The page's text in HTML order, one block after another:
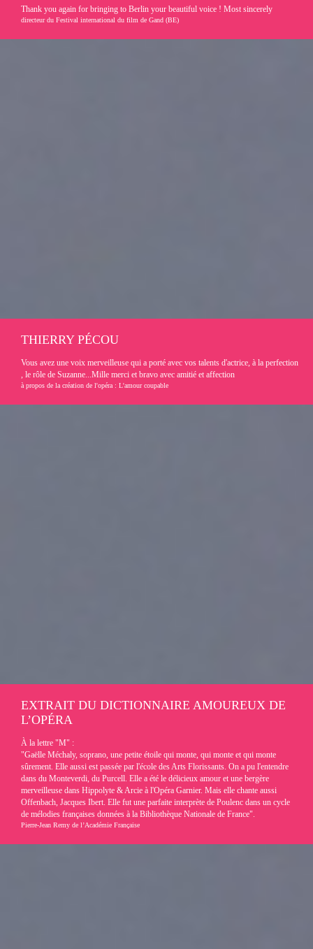
Thank you again for bringing to Berlin your beautiful voice ! Most sincerely
directeur du Festival international du film de Gand (BE)
THIERRY PÉCOU
Vous avez une voix merveilleuse qui a porté avec vos talents d'actrice, à la perfection
, le rôle de Suzanne...Mille merci et bravo avec amitié et affection
à propos de la création de l'opéra : L'amour coupable
EXTRAIT DU DICTIONNAIRE AMOUREUX DE
L’OPÉRA
À la lettre "M" :
"Gaëlle Méchaly, soprano, une petite étoile qui monte, qui monte et qui monte
sûrement. Elle aussi est passée par l'école des Arts Florissants. On a pu l'entendre
dans du Monteverdi, du Purcell. Elle a été le délicieux amour et une bergère
merveilleuse dans Hippolyte & Arcie à l'Opéra Garnier. Mais elle chante aussi
Offenbach, Jacques Ibert. Elle fut une parfaite interprète de Poulenc dans un cycle
de mélodies françaises données à la Bibliothèque Nationale de France".
Pierre-Jean Remy de l’Académie Française